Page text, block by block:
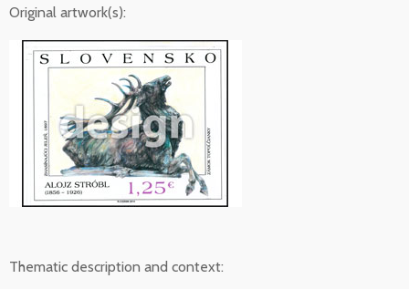
Original artwork(s):
Thematic description and context: